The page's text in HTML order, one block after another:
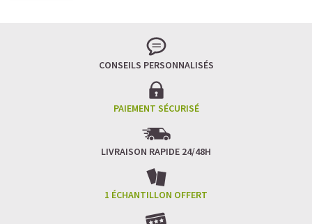
CONSEILS PERSONNALISÉS
PAIEMENT SÉCURISÉ
LIVRAISON RAPIDE 24/48H
1 ÉCHANTILLON OFFERT